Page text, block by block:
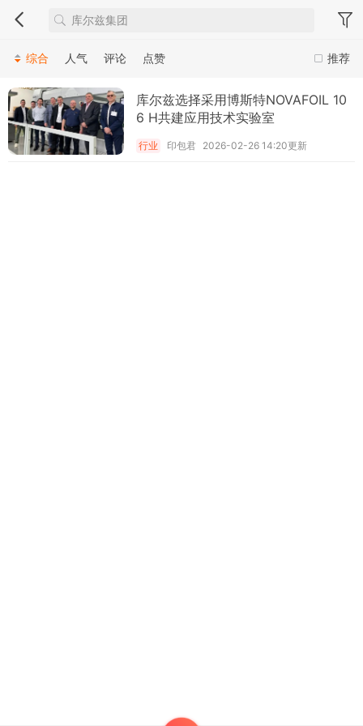
推荐
综合 人气 评论 点赞
库尔兹选择采用博斯特NOVAFOIL 10
6 H共建应用技术实验室
行业 印包君 2026-02-26 14:20更新